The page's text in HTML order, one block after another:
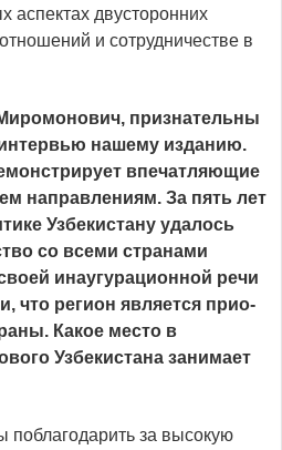
аспектах двусторонних
и сотрудничестве в
признательны
нашему изданию.
впечатляющие
направлениям. За пять лет
Узбекистану удалось
со всеми странами
инаугурационной речи
что регион является прио­
Какое мес­то в
Узбекистана занимает
поблагодарить за высокую